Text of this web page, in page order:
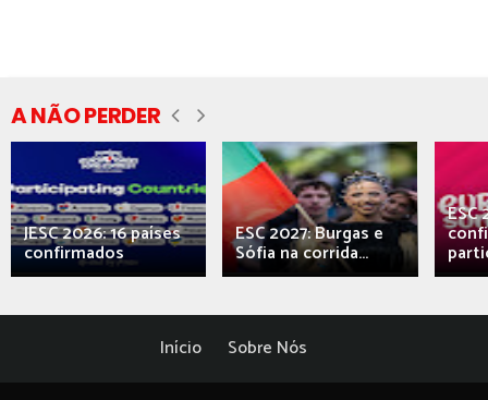
A NÃO PERDER
JESC 2026: 16 países
confirmados
ESC 2027: Burgas e
Sófia na corrida...
ESC
Início Sobre Nós